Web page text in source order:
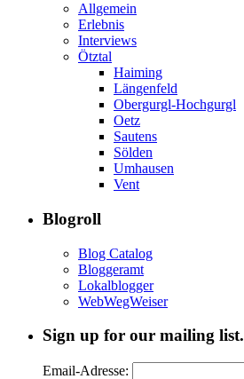
Allgemein
Erlebnis
Interviews
Ötztal
Haiming
Längenfeld
Obergurgl-Hochgurgl
Oetz
Sautens
Sölden
Umhausen
Vent
Blogroll
Blog Catalog
Bloggeramt
Lokalblogger
WebWegWeiser
Sign up for our mailing list.
Email-Adresse: